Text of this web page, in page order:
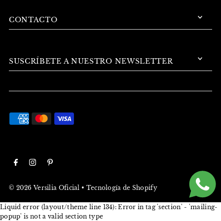
CONTACTO
SUSCRÍBETE A NUESTRO NEWSLETTER
© 2026 Versilia Oficial • Tecnología de Shopify
Liquid error (layout/theme line 134): Error in tag 'section' - 'mailing-
popup' is not a valid section type